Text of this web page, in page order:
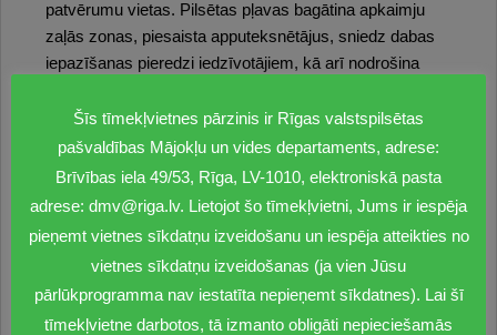
patvērumu vietas. Pilsētas pļavas bagātina apkaimju
zaļās zonas, piesaista apputeksnētājus, sniedz dabas
iepazīšanas pieredzi iedzīvotājiem, kā arī nodrošina
uztveršanu un attīrīšanu, pilsētas atvēsināšanu, oglekļa
saistīšanu augsnē un citus. Katrai pilsētas pļavai
izstrādāts atbilstošs apsaimniekošanas plāns.
Pļavās LDF uzstādīs informācijas stendus, kuros varēs
iepazīt konkrētā vietā augošos augus. Savukārt rudenī
notiks jau ierastās pilsētas pļavu sēšanas talkas – tajās
tiks iesētas šajā vasarā ievāktās pļavas augu sēklas.
Šīs tīmekļvietnes pārzinis ir Rīgas valstspilsētas
pašvaldības Mājokļu un vides departaments, adrese:
Brīvības iela 49/53, Rīga, LV-1010, elektroniskā pasta
adrese: dmv@riga.lv. Lietojot šo tīmekļvietni, Jums ir iespēja
pieņemt vietnes sīkdatņu izveidošanu un iespēja atteikties no
vietnes sīkdatņu izveidošanas (ja vien Jūsu
pārlūkprogramma nav iestatīta nepieņemt sīkdatnes). Lai šī
tīmekļvietne darbotos, tā izmanto obligāti nepieciešamās